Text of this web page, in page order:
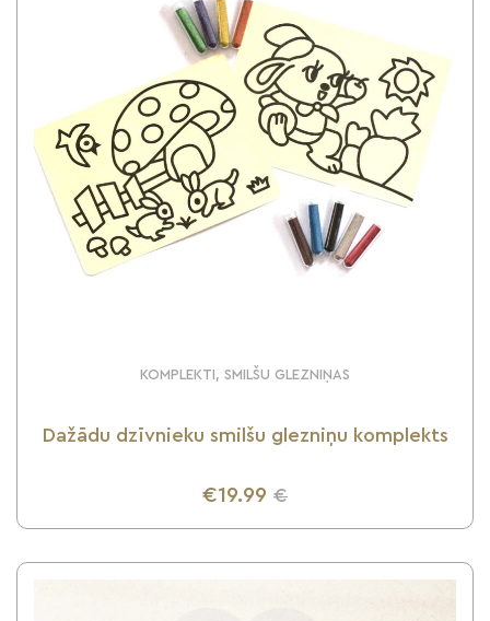
KOMPLEKTI, SMILŠU GLEZNIŅAS
Dažādu dzīvnieku smilšu glezniņu komplekts
€19.99 €
UZZINI VAIRĀK